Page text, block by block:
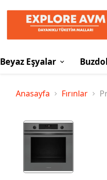
Beyaz Eşyalar
Anasayfa Fırınlar